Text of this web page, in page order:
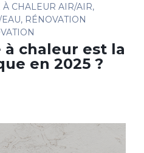
À CHALEUR AIR/AIR,
, RÉNOVATION
chaleur est la
en 2025 ?